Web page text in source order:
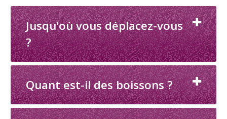
Jusqu'où vous déplacez-vous
?
Quant est-il des boissons ?